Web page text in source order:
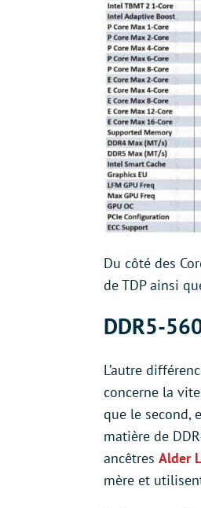
Du côté des
de TDP ainsi
DDR5-
L’autre
concerne la
que le second,
matière de
ancêtres Alder
mère et